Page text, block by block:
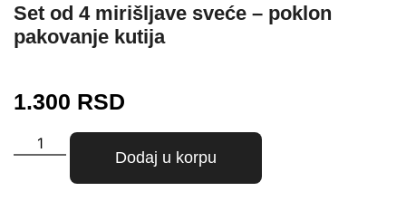
Set od 4 mirišljave sveće – poklon
pakovanje kutija
1.300 RSD
Dodaj u korpu